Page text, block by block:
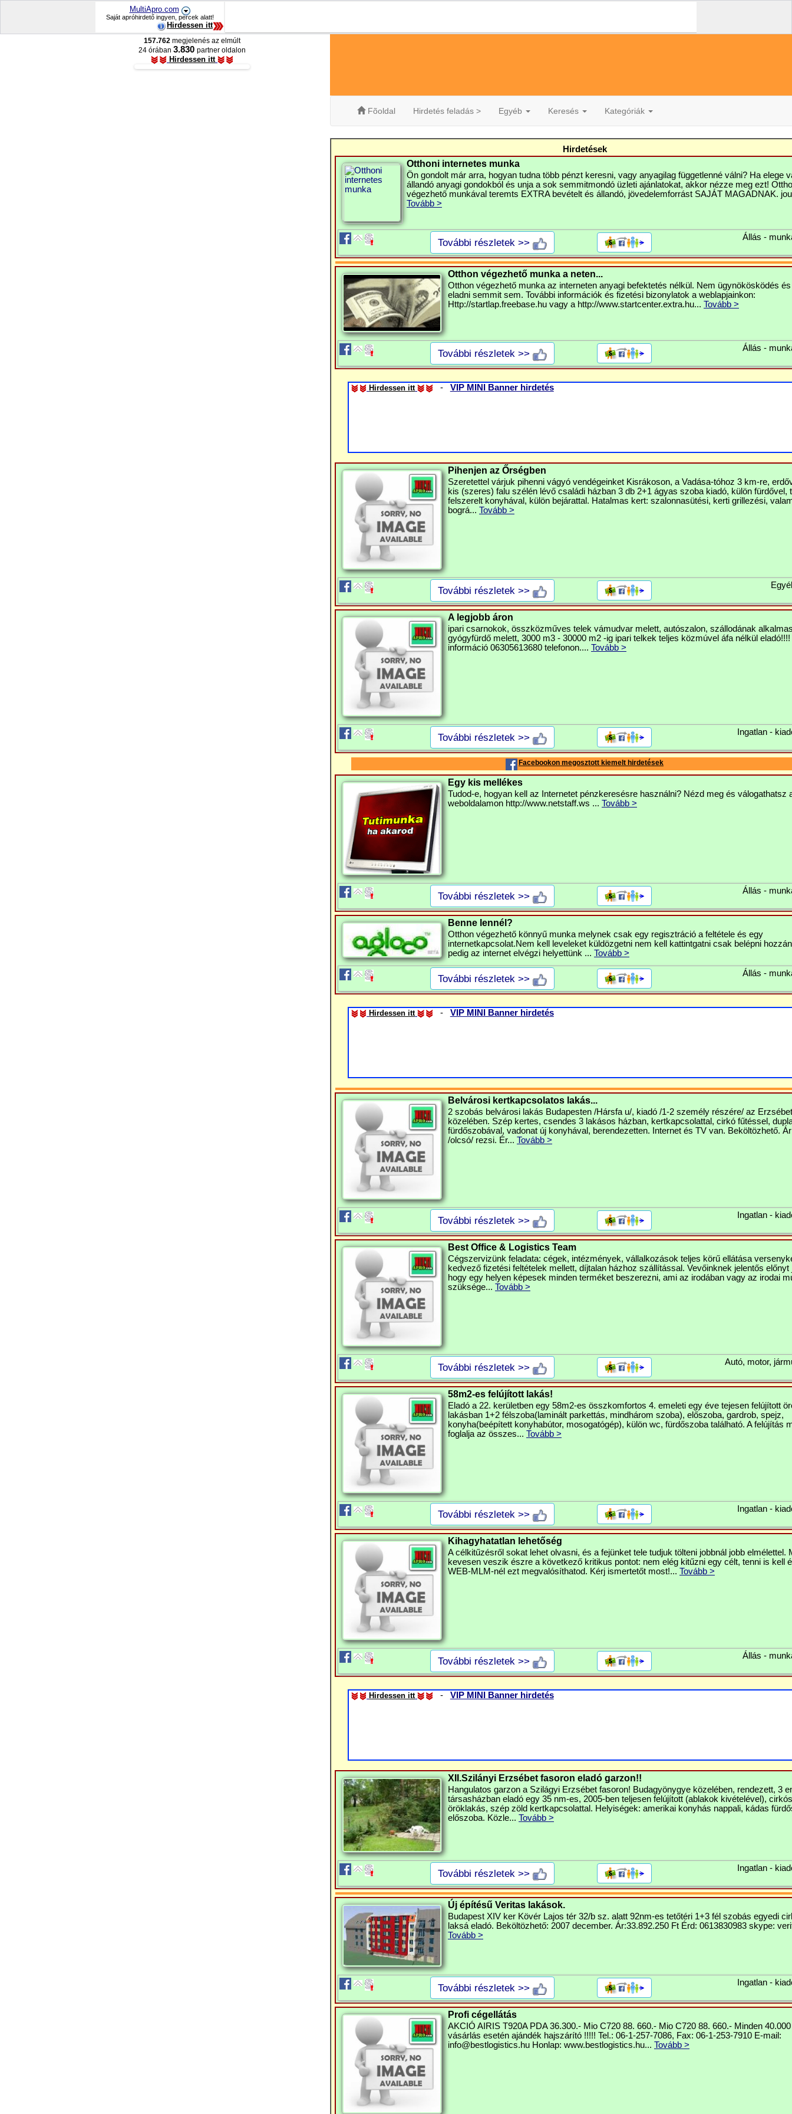
MultiApro.com
Saját apróhirdető ingyen, percek alatt!
Hirdessen itt
Fõoldal Hirdetés feladás > Egyéb Keresés Kategóriák
Hirdetések
Otthoni internetes munka
Ön gondolt már arra, hogyan tudna több pénzt keresni, vagy anyagilag függetlenné válni? Ha elege
állandó anyagi gondokból és unja a sok semmitmondó üzleti ajánlatokat, akkor nézze meg ezt!
végezhető munkával teremts EXTRA bevételt és állandó, jövedelemforrást SAJÁT MAGADNAK.
Tovább >
További részletek >> Állás -
Otthon végezhető munka a neten...
Otthon végezhető munka az interneten anyagi befektetés nélkül. Nem ügynökösködés
eladni semmit sem. További információk és fizetési bizonylatok a weblapjainkon:
Http://startlap.freebase.hu vagy a http://www.startcenter.extra.hu... Tovább >
További részletek >> Állás -
Hirdessen itt - VIP MINI Banner hirdetés
Pihenjen az Őrségben
Szeretettel várjuk pihenni vágyó vendégeinket Kisrákoson, a Vadása-tóhoz 3 km-re,
kis (szeres) falu szélén lévő családi házban 3 db 2+1 ágyas szoba kiadó, külön fürdővel,
felszerelt konyhával, külön bejárattal. Hatalmas kert: szalonnasütési, kerti grillezési,
bográ... Tovább >
További részletek >>
A legjobb áron
ipari csarnokok, összközműves telek vámudvar melett, autószalon, szállodának
gyógyfürdő melett, 3000 m3 - 30000 m2 -ig ipari telkek teljes közmúvel áfa nélkül eladó!!!!
információ 06305613680 telefonon.... Tovább >
További részletek >> Ingatlan -
Facebookon megosztott kiemelt hirdetések
Egy kis mellékes
Tudod-e, hogyan kell az Internetet pénzkeresésre használni? Nézd meg és válogathatsz
weboldalamon http://www.netstaff.ws ... Tovább >
További részletek >> Állás -
Benne lennél?
Otthon végezhető könnyű munka melynek csak egy regisztráció a feltétele és egy
internetkapcsolat.Nem kell leveleket küldözgetni nem kell kattintgatni csak belépni
pedig az internet elvégzi helyettünk ... Tovább >
További részletek >> Állás -
Hirdessen itt - VIP MINI Banner hirdetés
Belvárosi kertkapcsolatos lakás...
2 szobás belvárosi lakás Budapesten /Hársfa u/, kiadó /1-2 személy részére/ az
közelében. Szép kertes, csendes 3 lakásos házban, kertkapcsolattal, cirkó fűtéssel,
fürdőszobával, vadonat új konyhával, berendezetten. Internet és TV van. Beköltözhető.
/olcsó/ rezsi. Ér... Tovább >
További részletek >> Ingatlan -
Best Office & Logistics Team
Cégszervizünk feladata: cégek, intézmények, vállalkozások teljes körű ellátása
kedvező fizetési feltételek mellett, díjtalan házhoz szállítással. Vevőinknek jelentős előnyt
hogy egy helyen képesek minden terméket beszerezni, ami az irodában vagy az irodai
szüksége... Tovább >
További részletek >> Autó, motor,
58m2-es felújított lakás!
Eladó a 22. kerületben egy 58m2-es összkomfortos 4. emeleti egy éve tejesen felújított
lakásban 1+2 félszoba(laminált parkettás, mindhárom szoba), előszoba, gardrob, spejz,
konyha(beépített konyhabútor, mosogatógép), külön wc, fürdőszoba található. A felújítás
foglalja az összes... Tovább >
További részletek >> Ingatlan -
Kihagyhatatlan lehetőség
A célkitűzésről sokat lehet olvasni, és a fejünket tele tudjuk tölteni jobbnál jobb elmélettel.
kevesen veszik észre a következő kritikus pontot: nem elég kitűzni egy célt, tenni is kell
WEB-MLM-nél ezt megvalósíthatod. Kérj ismertetőt most!... Tovább >
További részletek >> Állás -
Hirdessen itt - VIP MINI Banner hirdetés
XII.Szilányi Erzsébet fasoron eladó garzon!!
Hangulatos garzon a Szilágyi Erzsébet fasoron! Budagyönygye közelében, rendezett, 3
társasházban eladó egy 35 nm-es, 2005-ben teljesen felújított (ablakok kivételével), cirkós
öröklakás, szép zöld kertkapcsolattal. Helyiségek: amerikai konyhás nappali, kádas
előszoba. Közle... Tovább >
További részletek >> Ingatlan -
Új építésű Veritas lakások.
Budapest XIV ker Kövér Lajos tér 32/b sz. alatt 92nm-es tetőtéri 1+3 fél szobás egyedi
laksá eladó. Beköltözhető: 2007 december. Ár:33.892.250 Ft Érd: 0613830983 skype:
Tovább >
További részletek >> Ingatlan -
Profi cégellátás
AKCIÓ AIRIS T920A PDA 36.300.- Mio C720 88. 660.- Mio C720 88. 660.- Minden
vásárlás esetén ajándék hajszárító !!!!! Tel.: 06-1-257-7086, Fax: 06-1-253-7910 E-mail:
info@bestlogistics.hu Honlap: www.bestlogistics.hu... Tovább >
157.762 megjelenés az elmúlt
24 órában 3.830 partner oldalon
Hirdessen itt